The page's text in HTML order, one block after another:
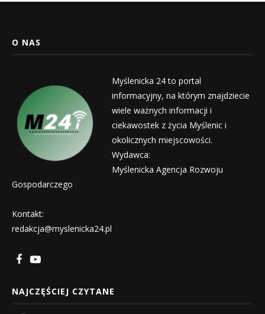
O NAS
Myślenicka 24 to portal
informacyjny, na którym znajdziecie
wiele ważnych informacji i
ciekawostek z życia Myślenic i
okolicznych miejscowości.
Wydawca:
Myślenicka Agencja Rozwoju
Gospodarczego
Kontakt:
redakcja@myslenicka24.pl
NAJCZĘŚCIEJ CZYTANE